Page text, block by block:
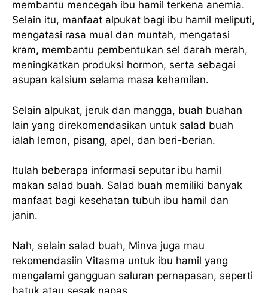
membantu mencegah ibu hamil terkena anemia.
Selain itu, manfaat alpukat bagi ibu hamil meliputi,
mengatasi rasa mual dan muntah, mengatasi
kram, membantu pembentukan sel darah merah,
meningkatkan produksi hormon, serta sebagai
asupan kalsium selama masa kehamilan.
Selain alpukat, jeruk dan mangga, buah buahan
lain yang direkomendasikan untuk salad buah
ialah lemon, pisang, apel, dan beri-berian.
Itulah beberapa informasi seputar ibu hamil
makan salad buah. Salad buah memiliki banyak
manfaat bagi kesehatan tubuh ibu hamil dan
janin.
Nah, selain salad buah, Minva juga mau
rekomendasiin Vitasma untuk ibu hamil yang
mengalami gangguan saluran pernapasan, seperti
batuk atau sesak napas.